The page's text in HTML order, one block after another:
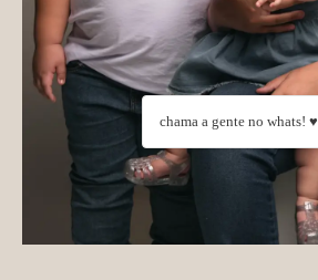
chama a gente no whats! ♥